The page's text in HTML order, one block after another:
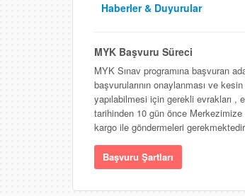
Haberler & Duyurular
MYK Başvuru Süreci
MYK Sınav programına başvuran
başvurularının onaylanması ve kesin
yapılabilmesi için gerekli evrakları ,
tarihinden 10 gün önce
kargo ile göndermeleri
Başvuru Şartları